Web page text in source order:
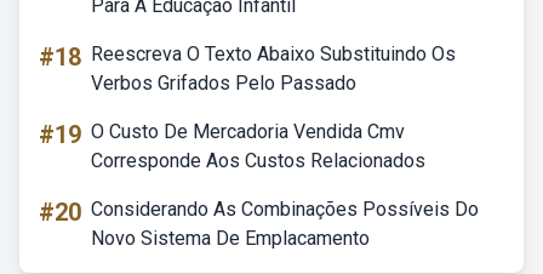
Para A Educação Infantil
#18 Reescreva O Texto Abaixo Substituindo Os
Verbos Grifados Pelo Passado
#19 O Custo De Mercadoria Vendida Cmv
Corresponde Aos Custos Relacionados
#20 Considerando As Combinações Possíveis Do
Novo Sistema De Emplacamento